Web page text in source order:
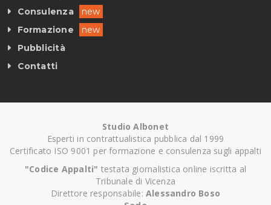
Consulenza
new
Formazione
new
Pubblicità
Contatti
Studio Albonet
Esperti in contrattualistica pubblica dal 1999
Certificato ISO 9001 per formazione e consulenza sugli appalti
"Codice Appalti" testata giornalistica online iscritta al
Tribunale di Vicenza
Direttore responsabile: Alessandro Boso